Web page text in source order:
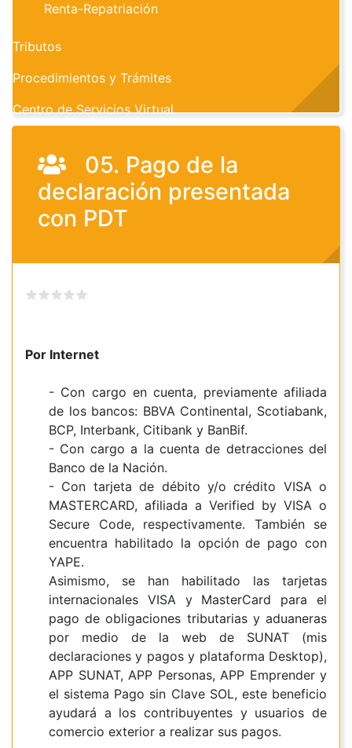
05. Pago de la
declaración presentada
con PDT
Por Internet
- Con cargo en cuenta, previamente afiliada
de los bancos: BBVA Continental, Scotiabank,
BCP, Interbank, Citibank y BanBif.
- Con cargo a la cuenta de detracciones del
Banco de la Nación.
- Con tarjeta de débito y/o crédito VISA o
MASTERCARD, afiliada a Verified by VISA o
Secure Code, respectivamente. También se
encuentra habilitado la opción de pago con
YAPE.
Asimismo, se han habilitado las tarjetas
internacionales VISA y MasterCard para el
pago de obligaciones tributarias y aduaneras
por medio de la web de SUNAT (mis
declaraciones y pagos y plataforma Desktop),
APP SUNAT, APP Personas, APP Emprender y
el sistema Pago sin Clave SOL, este beneficio
ayudará a los contribuyentes y usuarios de
comercio exterior a realizar sus pagos.
Renta-Repatriación
Tributos
Procedimientos y Trámites
Centro de Servicios Virtual